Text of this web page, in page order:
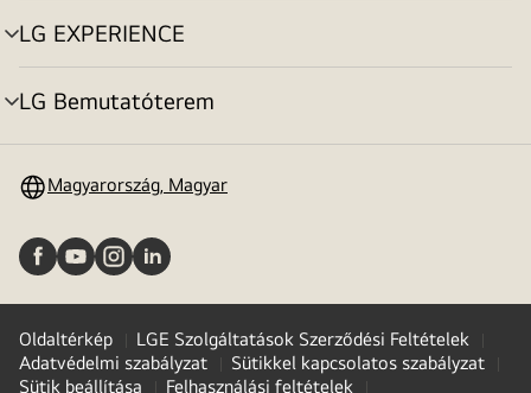
LG EXPERIENCE
menu
toggle
LG Bemutatóterem
menu
Magyarország, Magyar
Oldaltérkép
LGE Szolgáltatások Szerződési Feltételek
Adatvédelmi szabályzat
Sütikkel kapcsolatos szabályzat
Sütik beállítása
Felhasználási feltételek